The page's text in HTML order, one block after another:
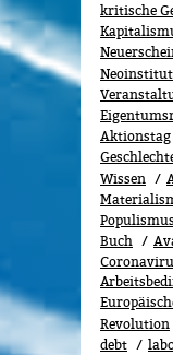
kritische
Aktionstag
Wissen
Populismus
Buch
Revolution
debt